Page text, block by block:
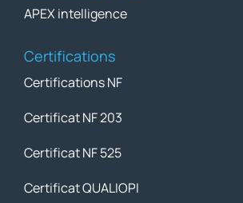
APEX intelligence
Certifications
Certifications NF
Certificat NF 203
Certificat NF 525
Certificat QUALIOPI